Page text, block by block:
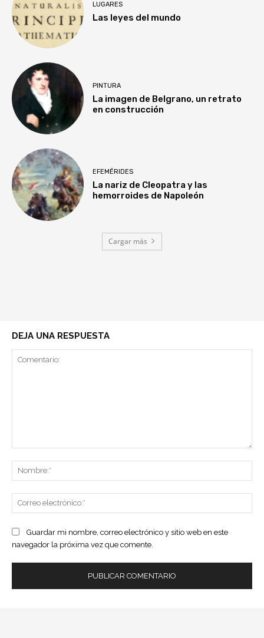
LUGARES
Las leyes del mundo
PINTURA
La imagen de Belgrano, un retrato
en construcción
EFEMÉRIDES
La nariz de Cleopatra y las
hemorroides de Napoleón
Cargar más
DEJA UNA RESPUESTA
Guardar mi nombre, correo electrónico y sitio web en este
navegador la próxima vez que comente.